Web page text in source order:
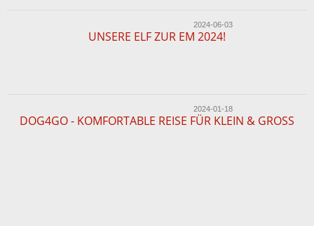
2024-06-03
UNSERE ELF ZUR EM 2024!
2024-01-18
DOG4GO - KOMFORTABLE REISE FÜR KLEIN & GROSS